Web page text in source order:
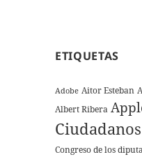
ETIQUETAS
Adobe Aitor Esteban
Albert Ribera
Ciudadanos
Congreso de los